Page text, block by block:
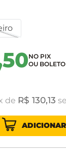
50
de R$ 130,13